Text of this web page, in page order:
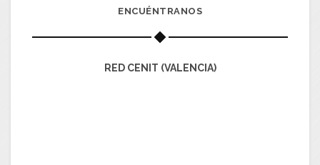
ENCUÉNTRANOS
RED CENIT (VALENCIA)